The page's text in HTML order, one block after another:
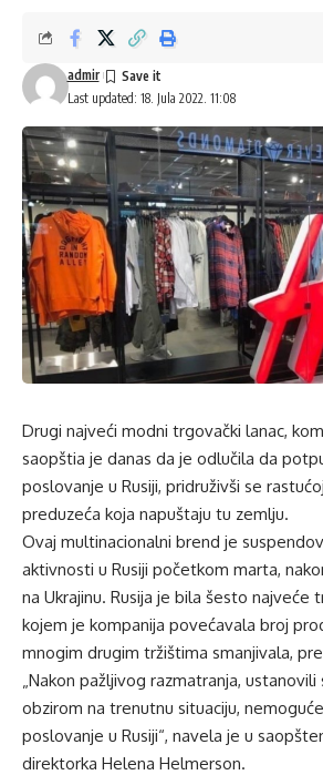
Last updated: 18. Jula 2022. 11:08
admir
Drugi najveći modni trgovački lanac,
saopštia je danas da je odlučila da
poslovanje u Rusiji, pridruživši se
preduzeća koja napuštaju tu zemlju.
Ovaj multinacionalni brend je
aktivnosti u Rusiji početkom marta,
na Ukrajinu. Rusija je bila šesto najveće
kojem je kompanija povećavala broj
mnogim drugim tržištima smanjivala,
„Nakon pažljivog razmatranja, ustanovili
obzirom na trenutnu situaciju,
poslovanje u Rusiji“, navela je u
direktorka Helena Helmerson.